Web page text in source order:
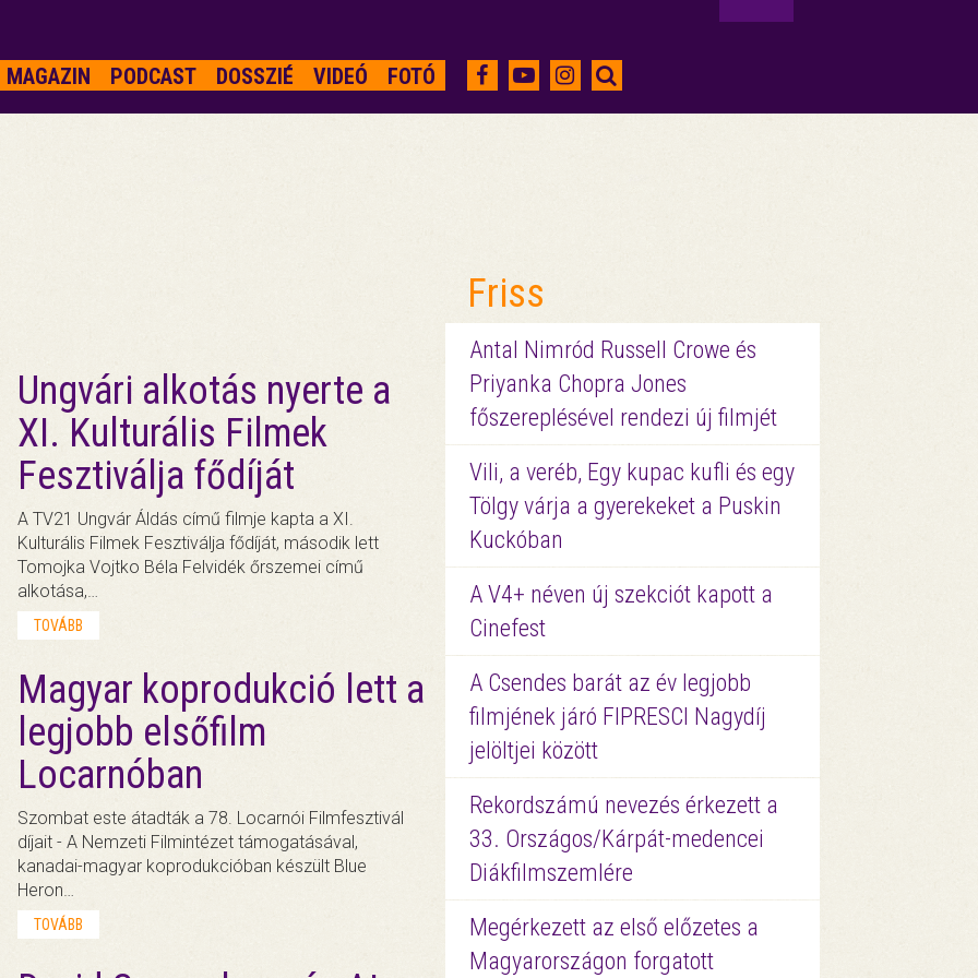
MAGAZIN PODCAST DOSSZIÉ VIDEÓ FOTÓ
Ungvári alkotás nyerte a
XI. Kulturális Filmek
Fesztiválja fődíját
A TV21 Ungvár Áldás című filmje kapta a XI.
Kulturális Filmek Fesztiválja fődíját, második lett
Tomojka Vojtko Béla Felvidék őrszemei című
alkotása,…
TOVÁBB
Magyar koprodukció lett a
legjobb elsőfilm
Locarnóban
Szombat este átadták a 78. Locarnói Filmfesztivál
díjait - A Nemzeti Filmintézet támogatásával,
kanadai-magyar koprodukcióban készült Blue
Heron…
TOVÁBB
Friss
Antal Nimród Russell Crowe és
Priyanka Chopra Jones
főszereplésével rendezi új filmjét
Vili, a veréb, Egy kupac kufli és egy
Tölgy várja a gyerekeket a Puskin
Kuckóban
A V4+ néven új szekciót kapott a
Cinefest
A Csendes barát az év legjobb
filmjének járó FIPRESCI Nagydíj
jelöltjei között
Rekordszámú nevezés érkezett a
33. Országos/Kárpát-medencei
Diákfilmszemlére
Megérkezett az első előzetes a
Magyarországon forgatott